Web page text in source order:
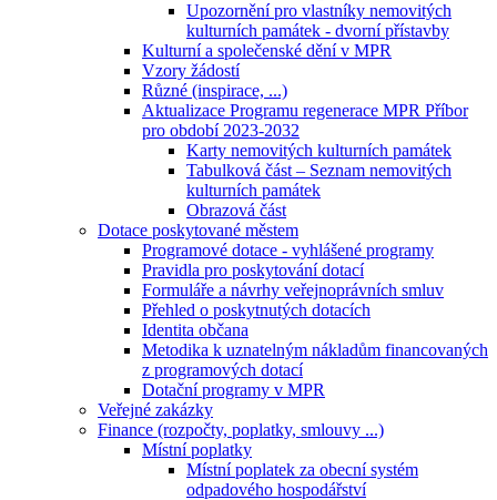
Upozornění pro vlastníky nemovitých
kulturních památek - dvorní přístavby
Kulturní a společenské dění v MPR
Vzory žádostí
Různé (inspirace, ...)
Aktualizace Programu regenerace MPR Příbor
pro období 2023-2032
Karty nemovitých kulturních památek
Tabulková část – Seznam nemovitých
kulturních památek
Obrazová část
Dotace poskytované městem
Programové dotace - vyhlášené programy
Pravidla pro poskytování dotací
Formuláře a návrhy veřejnoprávních smluv
Přehled o poskytnutých dotacích
Identita občana
Metodika k uznatelným nákladům financovaných
z programových dotací
Dotační programy v MPR
Veřejné zakázky
Finance (rozpočty, poplatky, smlouvy ...)
Místní poplatky
Místní poplatek za obecní systém
odpadového hospodářství